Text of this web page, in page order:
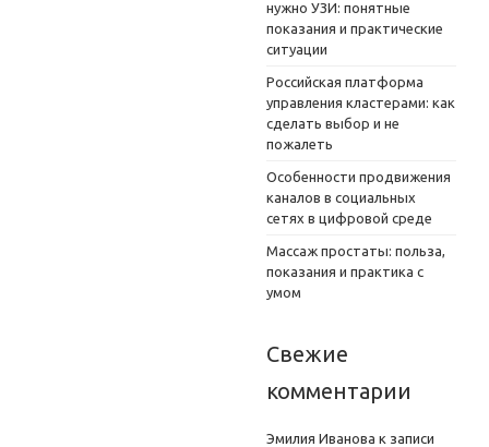
нужно УЗИ: понятные
показания и практические
ситуации
Российская платформа
управления кластерами: как
сделать выбор и не
пожалеть
Особенности продвижения
каналов в социальных
сетях в цифровой среде
Массаж простаты: польза,
показания и практика с
умом
Свежие
комментарии
Эмилия Иванова к записи